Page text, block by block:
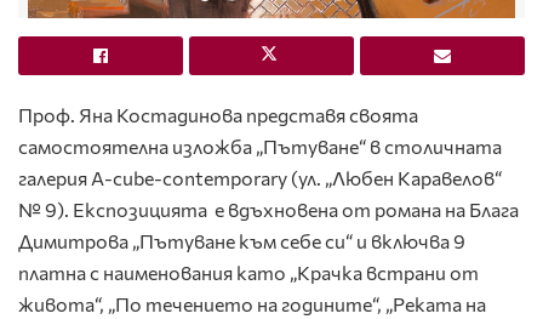
Проф. Яна Костадинова представя своята
самостоятелна изложба „Пътуване“ в столичната
галерия А-cube-contemporary (ул. „Любен Каравелов“
№ 9). Експозицията е вдъхновена от романа на Блага
Димитрова „Пътуване към себе си“ и включва 9
платна с наименования като „Крачка встрани от
живота“, „По течението на годините“, „Реката на